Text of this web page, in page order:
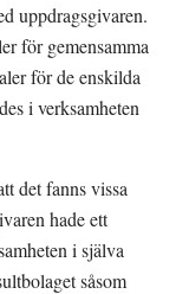
uppdragsgivaren.
för gemensamma
för de enskilda
i verksamheten
det fanns vissa
hade ett
i själva
såsom